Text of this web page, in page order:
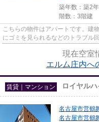
築年数：築2年
階数：3階建
こちらの物件はアパートです。建
にゴミを見られるなどのトラブル
現在空室
エルム庄内へ
賃貸｜マンション ロイヤル
名古屋市営鶴
名古屋市営鶴